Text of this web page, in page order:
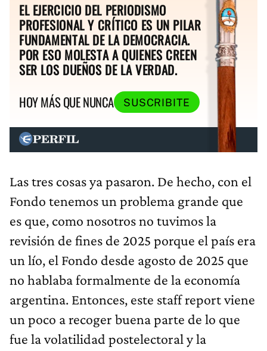
EL EJERCICIO DEL PERIODISMO
PROFESIONAL Y CRÍTICO ES UN PILAR
FUNDAMENTAL DE LA DEMOCRACIA.
POR ESO MOLESTA A QUIENES CREEN
SER LOS DUEÑOS DE LA VERDAD.
HOY MÁS QUE NUNCA
SUSCRIBITE
Las tres cosas ya pasaron. De hecho, con el
Fondo tenemos un problema grande que
es que, como nosotros no tuvimos la
revisión de fines de 2025 porque el país era
un lío, el Fondo desde agosto de 2025 que
no hablaba formalmente de la economía
argentina. Entonces, este staff report viene
un poco a recoger buena parte de lo que
fue la volatilidad postelectoral y la